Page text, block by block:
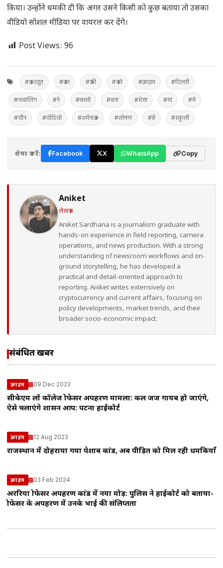
किया। उन्होंने धमकी दी कि अगर उसने किसी को कुछ बताया तो उसका
वीडियो सोशल मीडिया पर वायरल कर देंगे।
Post Views: 96
#करतूत #का #की #को #क्राइम #दिल्ली
#नाबालिग #ने #बच्चों #बना #भेजा #मां #में
#यौन #वीडियो #शर्मनाक #शोषण #से #स्कूली
शेयर करें: Facebook X WhatsApp Copy
Aniket
लेखक
Aniket Sardhana is a journalism graduate with
hands-on experience in field reporting, camera
operations, and news production. With a strong
understanding of newsroom workflows and on-
ground storytelling, he has developed a
practical and detail-oriented approach to
reporting. Aniket writes extensively on
cryptocurrency and current affairs, focusing on
policy developments, market trends, and their
broader socio-economic impact.
संबंधित खबरें
क्राइम 09 Dec 2023
सीकेएम लॉ कॉलेज प्रोफेसर अपहरण मामला: कल जज गायब हो जाएंगे,
ऐसे चलाएंगे प्रशासन आप: पटना हाईकोर्ट
क्राइम 12 Aug 2023
राजस्थान में दोहराया गया पेशाब कांड, अब पीड़ित को मिल रही धमकियाँ
क्राइम 03 Feb 2024
अररिया प्रोफेसर अपहरण कांड में नया मोड़: पुलिस ने हाईकोर्ट को बताया-
प्रोफेसर के अपहरण में उनके भाई की संलिप्तता